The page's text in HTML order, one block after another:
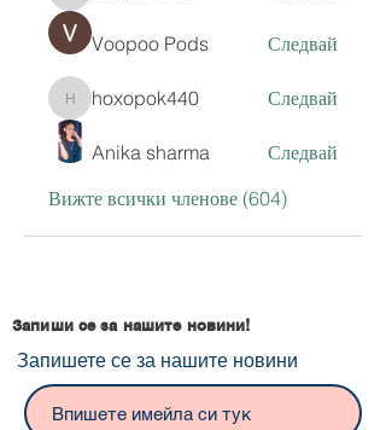
Voopoo Pods Следвай
hoxopok440
hoxopok440 Следвай
Anika sharma
Следвай
Вижте всички членове (604)
Запиши се за нашите новини!
Запишете се за нашите новини